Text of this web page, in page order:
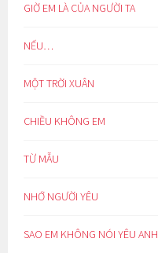
GIỜ EM LÀ CỦA NGƯỜI TA
NẾU…
MỘT TRỜI XUÂN
CHIỀU KHÔNG EM
TỪ MẪU
NHỚ NGƯỜI YÊU
SAO EM KHÔNG NÓI YÊU ANH